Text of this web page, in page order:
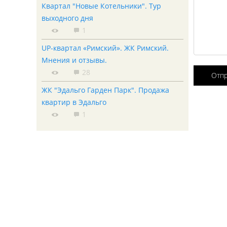
Квартал "Новые Котельники". Тур
выходного дня
1
UP-квартал «Римский». ЖК Римский.
Мнения и отзывы.
28
ЖК "Эдальго Гарден Парк". Продажа
квартир в Эдальго
1